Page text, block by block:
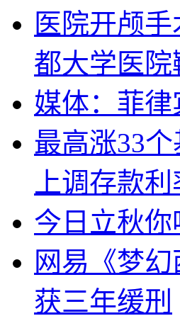
医院开颅
都大学医院
媒体：菲律
最高涨33
上调存款利
今日立秋
网易《梦
获三年缓刑